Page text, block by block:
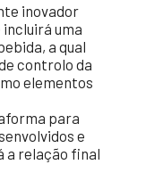
inovador
uma
a qual
controlo da
elementos
para
e
a relação final